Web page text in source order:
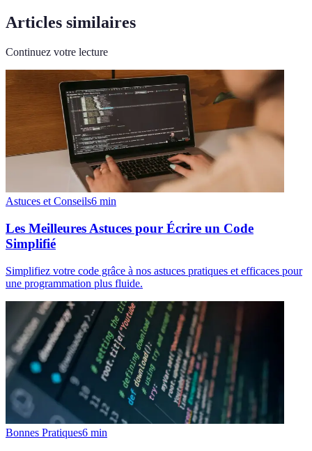
Articles similaires
Continuez votre lecture
Astuces et Conseils6 min
Les Meilleures Astuces pour Écrire un Code
Simplifié
Simplifiez votre code grâce à nos astuces pratiques et efficaces pour
une programmation plus fluide.
Bonnes Pratiques6 min